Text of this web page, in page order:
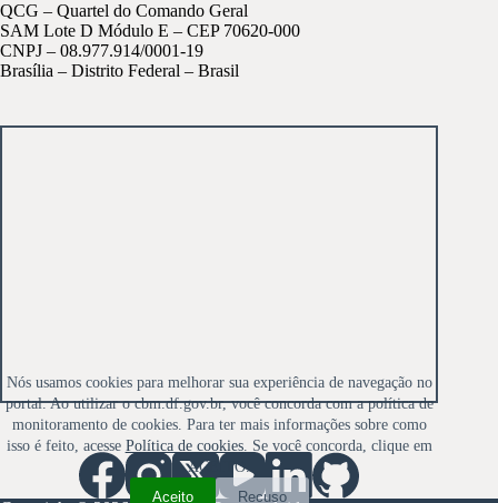
Nós usamos cookies para melhorar sua experiência de navegação no
portal. Ao utilizar o cbm.df.gov.br, você concorda com a política de
monitoramento de cookies. Para ter mais informações sobre como
isso é feito, acesse Política de cookies. Se você concorda, clique em
ACEITO.
Aceito
Recuso
QCG – Quartel do Comando Geral
SAM Lote D Módulo E – CEP 70620-000
CNPJ – 08.977.914/0001-19
Brasília – Distrito Federal – Brasil